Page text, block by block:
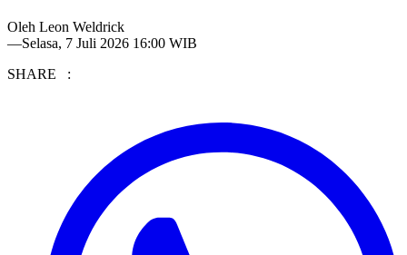
Oleh Leon Weldrick
—Selasa, 7 Juli 2026 16:00 WIB
SHARE :